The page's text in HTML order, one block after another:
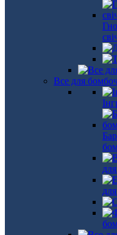
Все для